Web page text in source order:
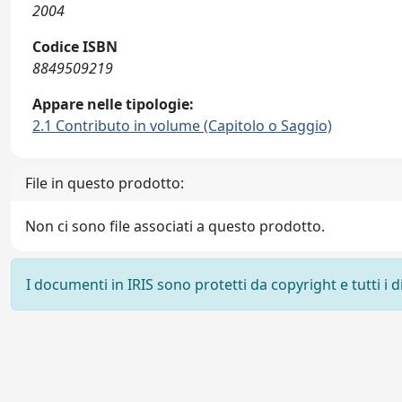
2004
Codice ISBN
8849509219
Appare nelle tipologie:
2.1 Contributo in volume (Capitolo o Saggio)
File in questo prodotto:
Non ci sono file associati a questo prodotto.
I documenti in IRIS sono protetti da copyright e tutti i